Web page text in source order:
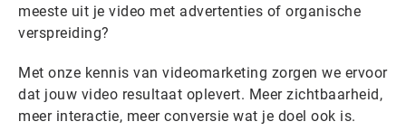
meeste uit je video met advertenties of organische
verspreiding?
Met onze kennis van videomarketing zorgen we ervoor
dat jouw video resultaat oplevert. Meer zichtbaarheid,
meer interactie, meer conversie wat je doel ook is.